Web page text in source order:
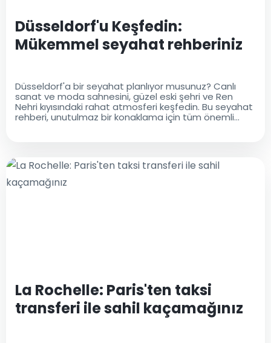
Düsseldorf'u Keşfedin:
Mükemmel seyahat rehberiniz
Düsseldorf'a bir seyahat planlıyor musunuz? Canlı
sanat ve moda sahnesini, güzel eski şehri ve Ren
Nehri kıyısındaki rahat atmosferi keşfedin. Bu seyahat
rehberi, unutulmaz bir konaklama için tüm önemli
La Rochelle: Paris'ten taksi
transferi ile sahil kaçamağınız